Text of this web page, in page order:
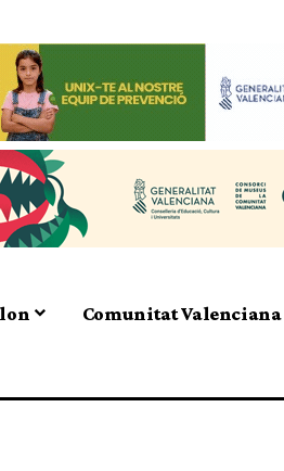
Comunitat Valenciana